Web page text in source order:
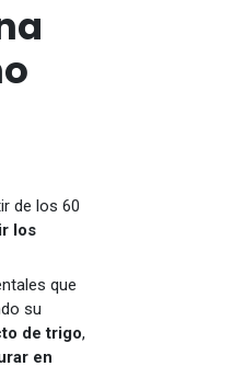
de los 60
los
que
su
de trigo,
en